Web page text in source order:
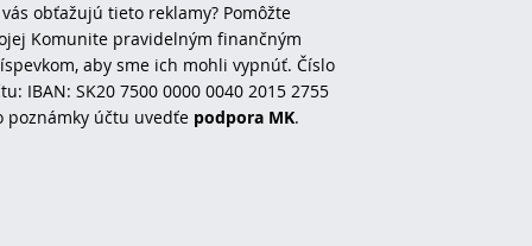
obťažujú tieto reklamy? Pomôžte
Komunite pravidelným finančným
aby sme ich mohli vypnúť. Číslo
IBAN: SK20 7500 0000 0040 2015 2755
poznámky účtu uvedťe podpora MK.